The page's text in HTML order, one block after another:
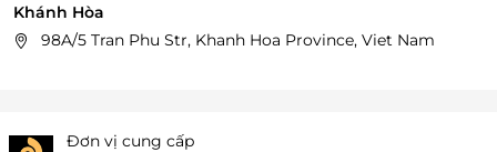
Khánh Hòa
98A/5 Tran Phu Str, Khanh Hoa Province, Viet Nam
Đơn vị cung cấp